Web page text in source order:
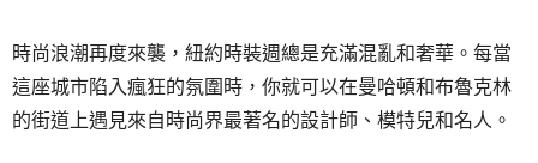
時尚浪潮再度來襲，紐約時裝週總是充滿混亂和奢華。每當
這座城市陷入瘋狂的氛圍時，你就可以在曼哈頓和布魯克林
的街道上遇見來自時尚界最著名的設計師、模特兒和名人。